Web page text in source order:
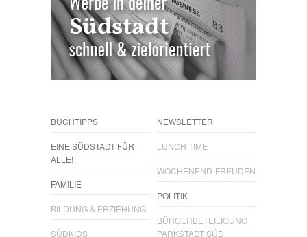
BUCHTIPPS
EINE SÜDSTADT FÜR
ALLE!
FAMILIE
BILDUNG & ERZIEHUNG
SÜDKIDS
NEWSLETTER
LUNCH TIME
WOCHENEND-FREUDEN
POLITIK
BÜRGERBETEILIGUNG
PARKSTADT SÜD